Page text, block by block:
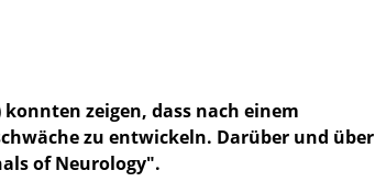
zeigen, dass nach einem
zu entwickeln. Darüber und über
of Neurology".